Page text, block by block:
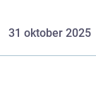
31 oktober 2025